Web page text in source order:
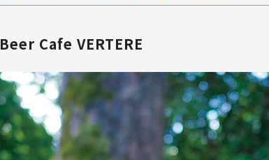
Beer Cafe VERTERE